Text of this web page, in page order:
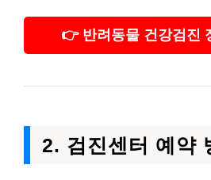
👉 반려동물 건강검진
2. 검진센터 예약